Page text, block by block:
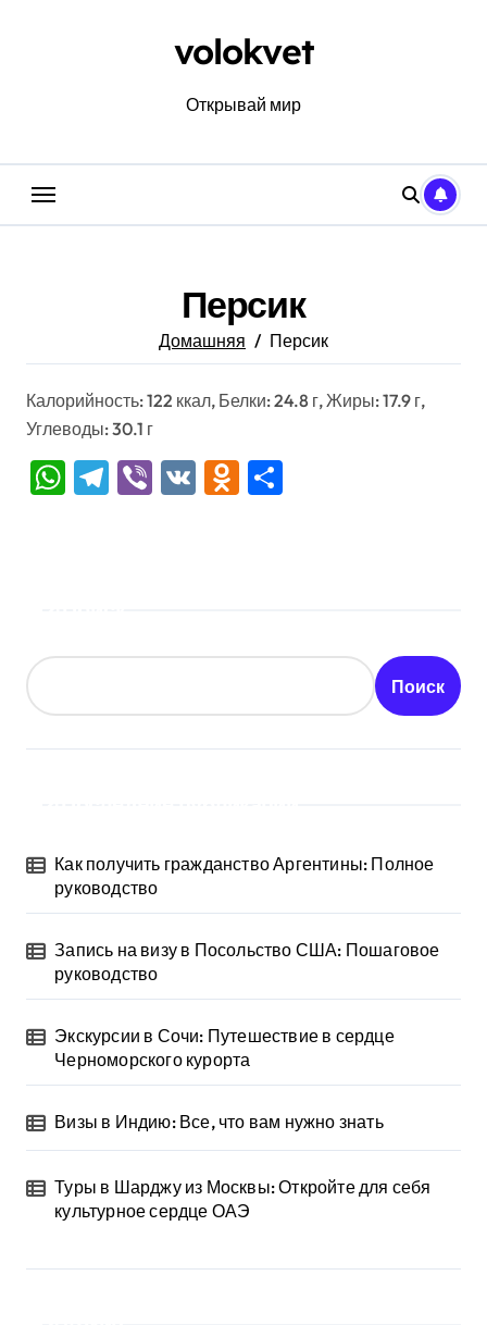
volokvet
Открывай мир
Персик
Домашняя Персик
Калорийность: 122 ккал, Белки: 24.8 г, Жиры: 17.9 г,
Углеводы: 30.1 г
WhatsApp
Telegram
Viber
VK Odnoklassniki
Поиск
Как получить гражданство Аргентины: Полное
руководство
Запись на визу в Посольство США: Пошаговое
руководство
Экскурсии в Сочи: Путешествие в сердце
Черноморского курорта
Визы в Индию: Все, что вам нужно знать
Туры в Шарджу из Москвы: Откройте для себя
культурное сердце ОАЭ